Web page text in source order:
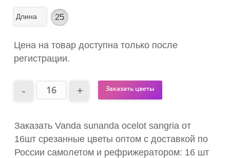
Длина 25
Цена на товар доступна только после
регистрации.
Заказать цветы
Заказать Vanda sunanda ocelot sangria от
16шт срезанные цветы оптом с доставкой по
России самолетом и рефрижератором: 16 шт